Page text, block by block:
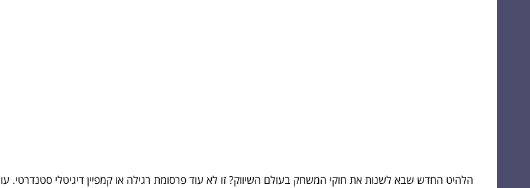
הלהיט החדש שבא לשנות את חוקי המשחק בעולם השיווק? זו לא עוד פרסומת רגילה או קמפיין דיגיטלי